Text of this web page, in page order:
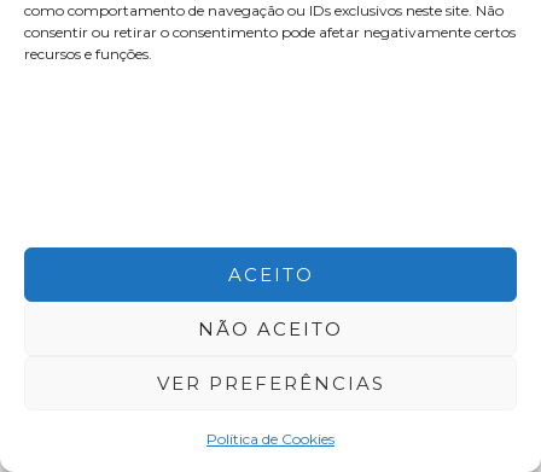
como comportamento de navegação ou IDs exclusivos neste site. Não
consentir ou retirar o consentimento pode afetar negativamente certos
recursos e funções.
ACEITO
NÃO ACEITO
VER PREFERÊNCIAS
Política de Cookies
Desenvolvido por Conexione